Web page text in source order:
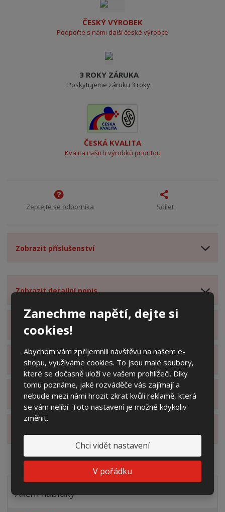
Zanechme napětí, dejte si
cookies!
Abychom vám zpříjemnili návštěvu na našem e-
shopu, využíváme cookies. To jsou malé soubory,
které se dočasně uloží ve vašem prohlížeči. Díky
tomu poznáme, jaké rozváděče vás zajímají a
nebude mezi námi hrozit zkrat kvůli reklamě, která
se vám nelíbí. Toto nastavení je možné kdykoliv
změnit.
Chci vidět nastavení
V pořádku
ČESKÝ VÝROBEK
Podpořte s námi další české výrobce
3 ROKY ZÁRUKA
Poskytujeme záruku 3 roky
ČESKÁ KVALITA
Kvalita našich výrobků prioritou
Zeptejte se odborníka Sdílet
Zobrazit příslušenství
Zobrazit detailní popis
Zobrazit obsah balení
Zobrazit specifikační body
Zobrazit technické parametry
Akční nabídky